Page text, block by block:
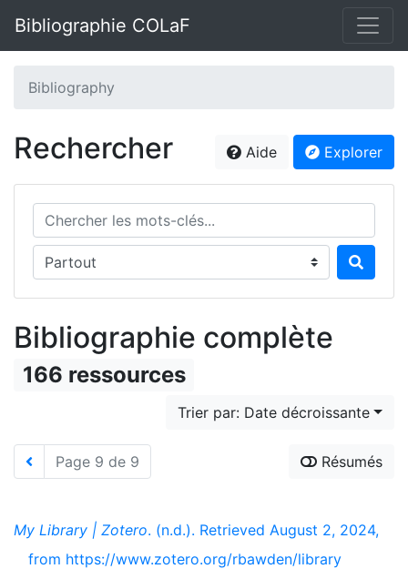
Bibliographie COLaF
Bibliography
Rechercher Aide Explorer
Chercher les mots-clés...
Chercher dans...
Bibliographie complète
166 ressources
Trier par: Date décroissante
Page 9 de 9 Résumés
My Library | Zotero. (n.d.). Retrieved August 2, 2024,
from https://www.zotero.org/rbawden/library